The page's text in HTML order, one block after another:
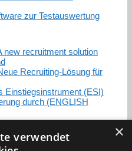
new recruitment solution
Recruiting-Lösung für
Einstiegsinstrument (ESI)
durch (ENGLISH
×
verwendet